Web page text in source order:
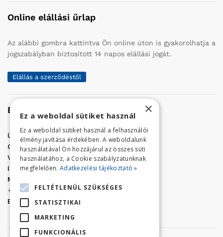
Online elállási űrlap
Az alábbi gombra kattintva Ön online úton is gyakorolhatja a
jogszabályban biztosított 14 napos elállási jogát.
Elállás a szerződéstől
Elérhetőség
Üzletünk címe:
Szolnok, Vércse út 17.
Golf Center Áruház:06 (56) 423-324
VÁR-Kert Áruház: 06 (56) 429-771
Iroda:06 (56) 421-857
Megrendelés, termék információ:
+36 (70) 938-3356
E-mail:
golfaruhaz@gmail.com
×
Ez a weboldal sütiket használ
Ez a weboldal sütiket használ a felhasználói
élmény javítása érdekében. A weboldalunk
használatával Ön hozzájárul az összes süti
használatához, a Cookie szabályzatunknak
megfelelően. Adatkezelési tájékoztató »
FELTÉTLENÜL SZÜKSÉGES
STATISZTIKAI
MARKETING
FUNKCIONÁLIS